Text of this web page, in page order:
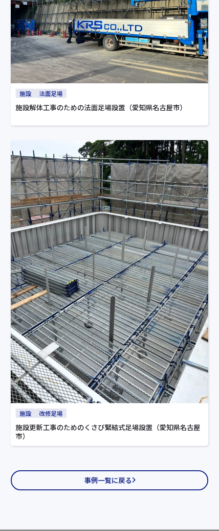
施設 法面足場
施設解体工事のための法面足場設置（愛知県名古屋市）
施設 改修足場
施設更新工事のためのくさび緊結式足場設置（愛知県名古屋
市）
事例一覧に戻る